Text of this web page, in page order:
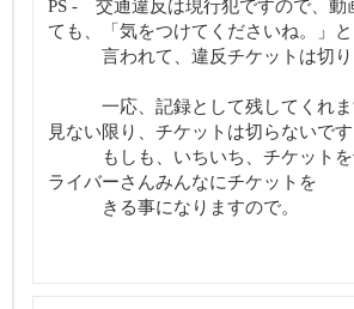
PS - 交通違反は現行犯ですので、動
ても、「気をつけてくださいね。」と
言われて、違反チケットは切り
一応、記録として残してくれま
見ない限り、チケットは切らないです
もしも、いちいち、チケットを
ライバーさんみんなにチケットを
きる事になりますので。